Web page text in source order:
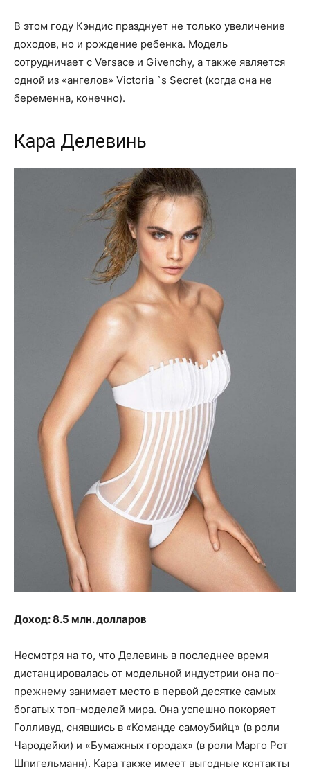
В этом году Кэндис празднует не только увеличение
доходов, но и рождение ребенка. Модель
сотрудничает с Versace и Givenchy, а также является
одной из «ангелов» Victoria `s Secret (когда она не
беременна, конечно).
Кара Делевинь
Доход: 8.5 млн. долларов
Несмотря на то, что Делевинь в последнее время
дистанцировалась от модельной индустрии она по-
прежнему занимает место в первой десятке самых
богатых топ-моделей мира. Она успешно покоряет
Голливуд, снявшись в «Команде самоубийц» (в роли
Чародейки) и «Бумажных городах» (в роли Марго Рот
Шпигельманн). Кара также имеет выгодные контакты